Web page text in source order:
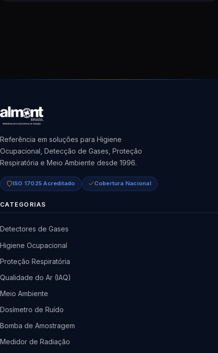
Referência em soluções para Higiene
Ocupacional, Detecção de Gases, Proteção
Respiratória e Meio Ambiente desde 1996.
ISO 17025 Acreditado Cobertura Nacional
CATEGORIAS
Detectores de Gases
Higiene Ocupacional
Proteção Respiratória
Qualidade do Ar (IAQ)
Meio Ambiente
Dosímetro de Ruído
Bomba de Amostragem
Medidor de Radiação